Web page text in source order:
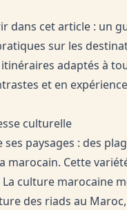
dans cet article : un
sur les
adaptés à
et en
culturelle
paysages : des
Cette
culture marocaine
des riads au